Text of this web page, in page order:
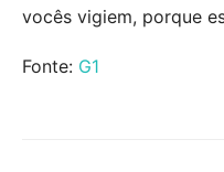
vocês vigiem, porque
Fonte: G1